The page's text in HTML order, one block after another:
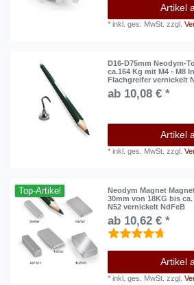
Artikel
*inkl. ges. MwSt. zzgl.
D16-D75mm Neodym-
ca.164 Kg mit M4 - M8
Flachgreifer vernickelt
ab 10,08 € *
Artikel
*inkl. ges. MwSt. zzgl.
Top-Artikel
Neodym Magnet
30mm von 18KG bis
N52 vernickelt NdFeB
ab 10,62 € *
Artikel
*inkl. ges. MwSt. zzgl.